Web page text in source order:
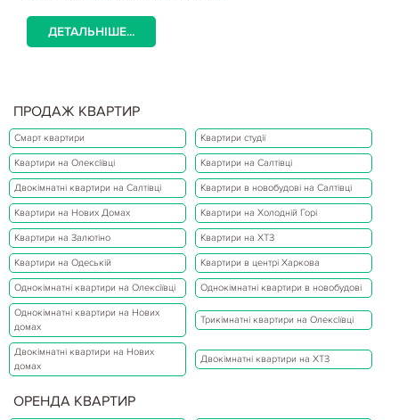
ДЕТАЛЬНІШЕ...
ПРОДАЖ КВАРТИР
Смарт квартири Квартири студії
Квартири на Олексіївці Квартири на Салтівці
Двокімнатні квартири на Салтівці Квартири в новобудові на Салтівці
Квартири на Нових Домах Квартири на Холодній Горі
Квартири на Залютіно Квартири на ХТЗ
Квартири на Одеській Квартири в центрі Харкова
Однокімнатні квартири на Олексіївці Однокімнатні квартири в новобудові
Однокімнатні квартири на Нових
домах
Трикімнатні квартири на Олексіївці
Двокімнатні квартири на Нових
домах
Двокімнатні квартири на ХТЗ
ОРЕНДА КВАРТИР